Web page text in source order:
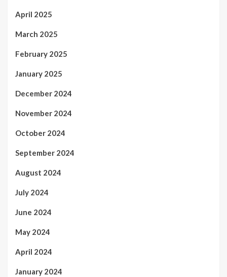
April 2025
March 2025
February 2025
January 2025
December 2024
November 2024
October 2024
September 2024
August 2024
July 2024
June 2024
May 2024
April 2024
January 2024